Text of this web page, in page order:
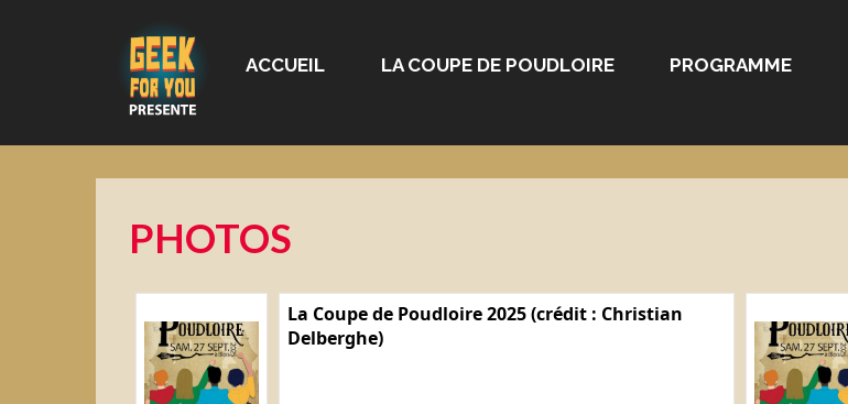
ACCUEIL LA COUPE DE POUDLOIRE PROGRAMME
PHOTOS
La Coupe de Poudloire 2025 (crédit : Christian
Delberghe)